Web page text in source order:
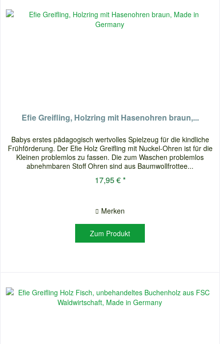
Efie Greifling, Holzring mit Hasenohren braun,...
Babys erstes pädagogisch wertvolles Spielzeug für die kindliche
Frühförderung. Der Efie Holz Greifling mit Nuckel-Ohren ist für die
Kleinen problemlos zu fassen. Die zum Waschen problemlos
abnehmbaren Stoff Ohren sind aus Baumwollfrottee...
17,95 € *
Merken
Zum Produkt